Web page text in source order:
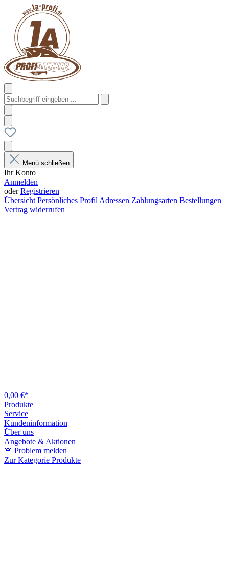
Menü schließen
Ihr Konto
Anmelden
oderRegistrieren
Übersicht Persönliches Profil Adressen Zahlungsarten Bestellungen
Vertrag widerrufen
0,00 €*
Produkte
Service
Kundeninformation
Über uns
Angebote & Aktionen
🚨 Problem melden
Zur Kategorie Produkte